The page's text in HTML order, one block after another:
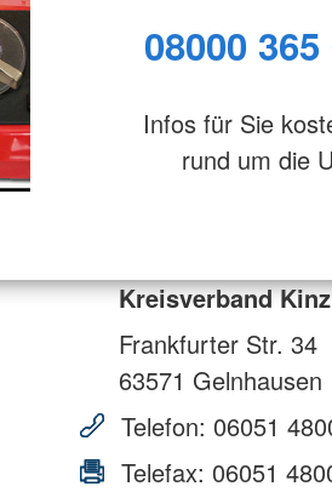
08000
Infos für Sie
rund um die
Kreisverband
Frankfurter Str. 34
63571 Gelnhausen
Telefon: 06051
Telefax: 06051